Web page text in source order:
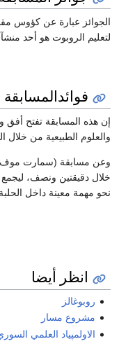
الجوائز عبارة عن كؤوس
لتعليم الروبوت هو أحد
فوائدالمسابقة
إن هذه المسابقة تفتح أفق
والعلوم الطبيعية من خلال
وعن مسابقة (سمارت موف)
خلال دقيقتين ونصف،
نحو مهمة معينة داخل
انظر أيضا
روبوغالز
مشروع مسار
الاولمپياد العلمي